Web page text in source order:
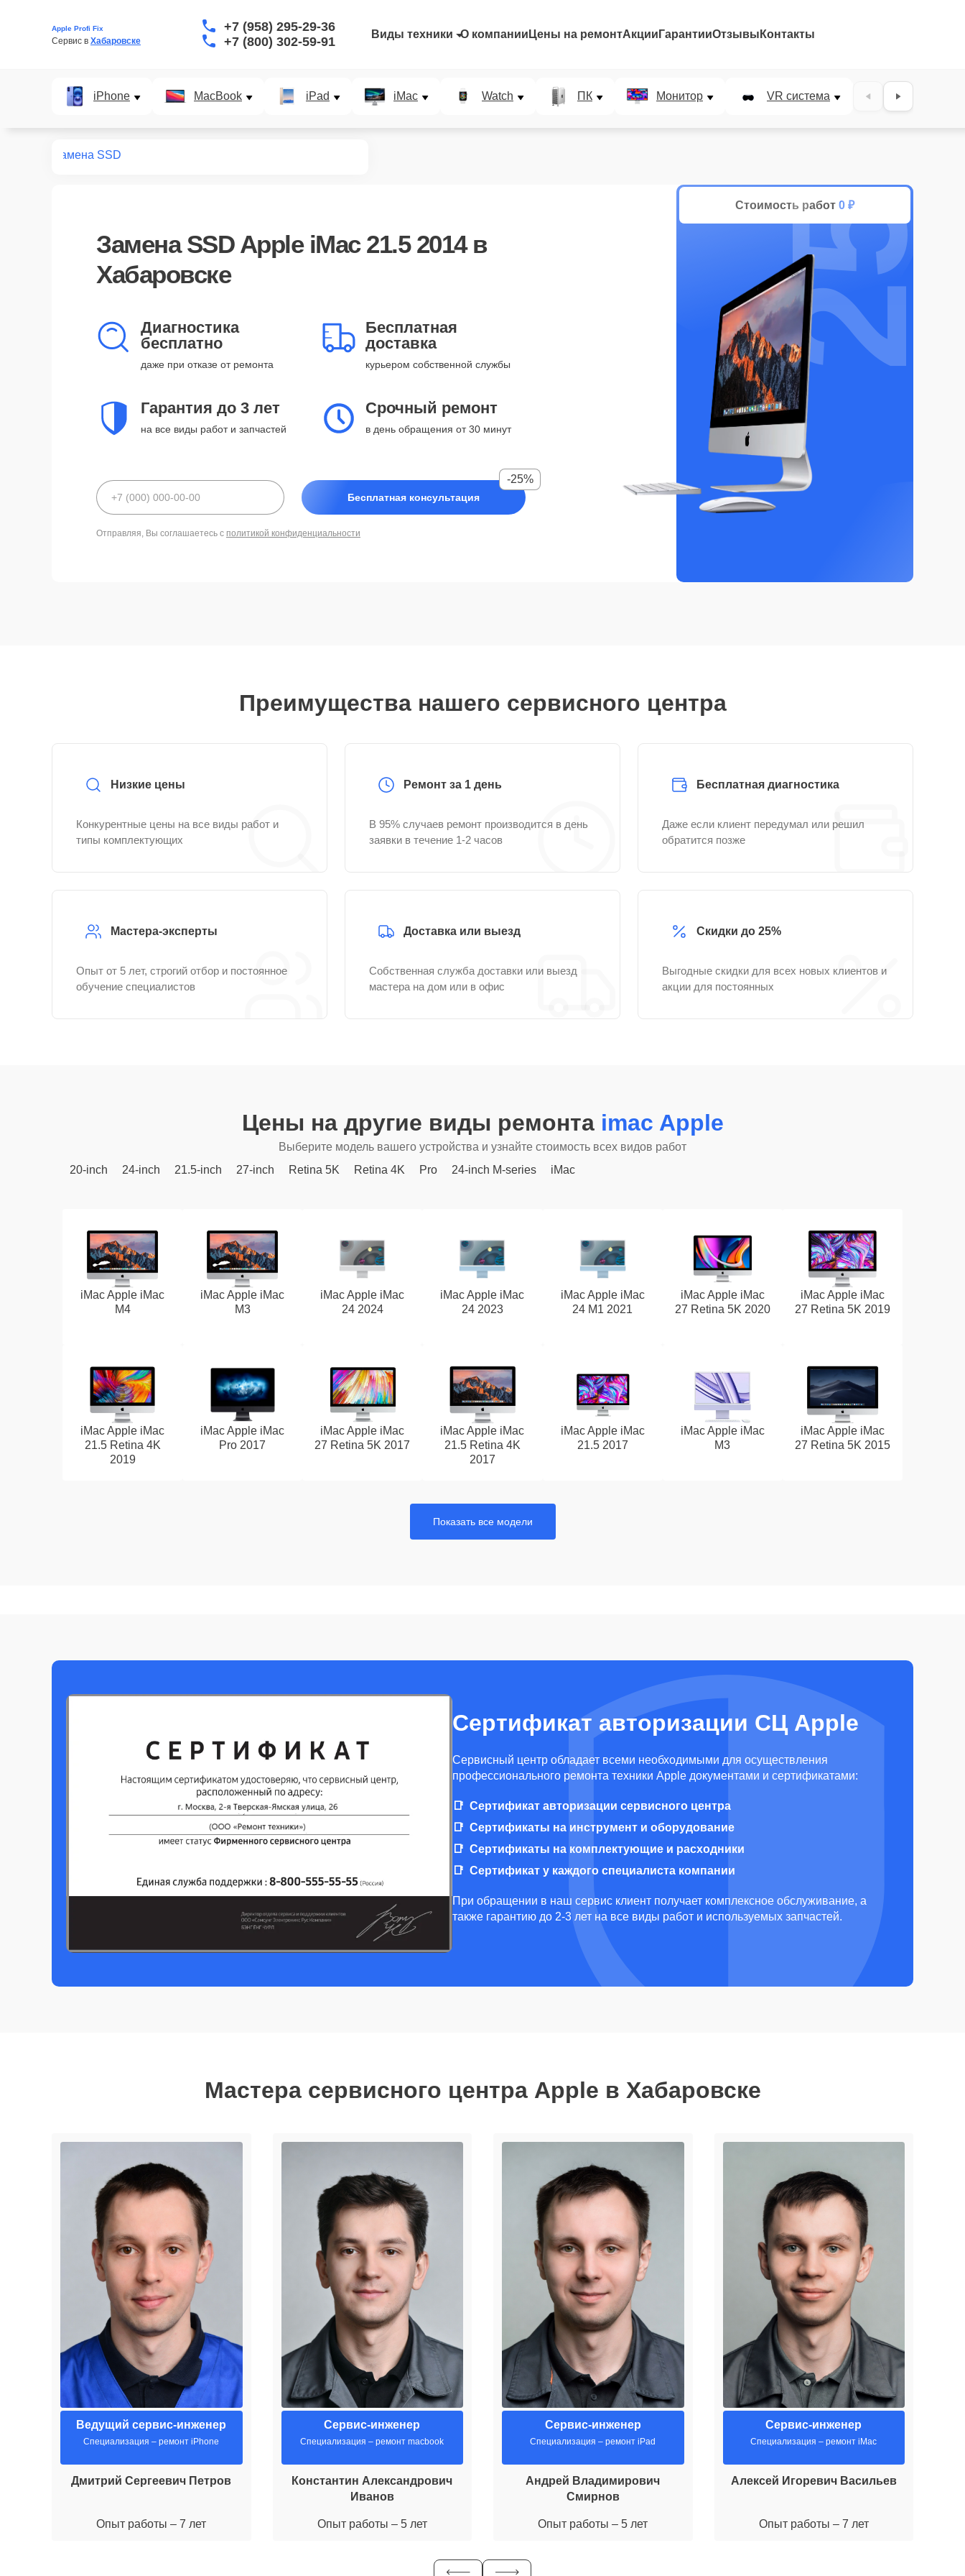
Apple Profi Fix
Сервис в Хабаровске
+7 (958) 295-29-36
+7 (800) 302-59-91
Виды техники О компании Цены на ремонтАкции ГарантииОтзывы Контакты
iPhone MacBook iPad iMac Watch ПК Монитор VR система Наушники
Замена SSD
Замена SSD Apple iMac 21.5 2014 в
Хабаровске
Диагностика
бесплатно
даже при отказе от ремонта
Бесплатная
доставка
курьером собственной службы
Гарантия до 3 лет
на все виды работ и запчастей
Срочный ремонт
в день обращения от 30 минут
Бесплатная консультация
-25%
Отправляя, Вы соглашаетесь с политикой конфиденциальности
Стоимость работ 0 ₽
25%
Преимущества нашего сервисного центра
Низкие цены
Конкурентные цены на все виды работ и
типы комплектующих
Ремонт за 1 день
В 95% случаев ремонт производится в день
заявки в течение 1-2 часов
Бесплатная диагностика
Даже если клиент передумал или решил
обратится позже
Мастера-эксперты
Опыт от 5 лет, строгий отбор и постоянное
обучение специалистов
Доставка или выезд
Собственная служба доставки или выезд
мастера на дом или в офис
Скидки до 25%
Выгодные скидки для всех новых клиентов и
акции для постоянных
Цены на другие виды ремонта imac Apple
Выберите модель вашего устройства и узнайте стоимость всех видов работ
20-inch
24-inch 21.5-inch 27-inch Retina 5K Retina 4K Pro 24-inch M-series iMac
iMac Apple iMac
M4
iMac Apple iMac
M3
iMac Apple iMac
24 2024
iMac Apple iMac
24 2023
iMac Apple iMac
24 M1 2021
iMac Apple iMac
27 Retina 5K 2020
iMac Apple iMac
27 Retina 5K 2019
iMac Apple iMac
21.5 Retina 4K
2019
iMac Apple iMac
Pro 2017
iMac Apple iMac
27 Retina 5K 2017
iMac Apple iMac
21.5 Retina 4K
2017
iMac Apple iMac
21.5 2017
iMac Apple iMac
M3
iMac Apple iMac
27 Retina 5K 2015
Показать все модели
Сертификат авторизации СЦ Apple
Cервисный центр обладает всеми необходимыми для осуществления
профессионального ремонта техники Apple документами и сертификатами:
Сертификат авторизации сервисного центра
Сертификаты на инструмент и оборудование
Сертификаты на комплектующие и расходники
Сертификат у каждого специалиста компании
При обращении в наш сервис клиент получает комплексное обслуживание, а
также гарантию до 2-3 лет на все виды работ и используемых запчастей.
Мастера сервисного центра Apple в Хабаровске
Ведущий сервис-инженер
Специализация – ремонт iPhone
Дмитрий Сергеевич Петров
Опыт работы – 7 лет
Сервис-инженер
Специализация – ремонт macbook
Константин Александрович
Иванов
Опыт работы – 5 лет
Сервис-инженер
Специализация – ремонт iPad
Андрей Владимирович
Смирнов
Опыт работы – 5 лет
Сервис-инженер
Специализация – ремонт iMac
Алексей Игоревич Васильев
Опыт работы – 7 лет